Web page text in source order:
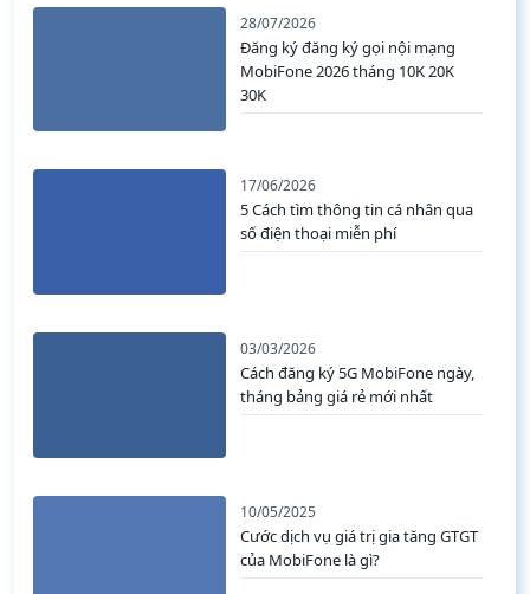
28/07/2026
Đăng ký đăng ký gọi nội mạng
MobiFone 2026 tháng 10K 20K
30K
17/06/2026
5 Cách tìm thông tin cá nhân qua
số điện thoại miễn phí
03/03/2026
Cách đăng ký 5G MobiFone ngày,
tháng bảng giá rẻ mới nhất
10/05/2025
Cước dịch vụ giá trị gia tăng GTGT
của MobiFone là gì?